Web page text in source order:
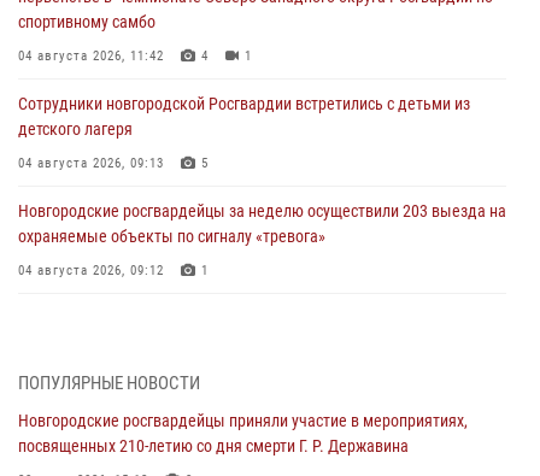
спортивному самбо
04 августа 2026, 11:42 4 1
Сотрудники новгородской Росгвардии встретились с детьми из
детского лагеря
04 августа 2026, 09:13 5
Новгородские росгвардейцы за неделю осуществили 203 выезда на
охраняемые объекты по сигналу «тревога»
04 августа 2026, 09:12 1
В Великом Новгороде сотрудники центра лицензионно-
ПОПУЛЯРНЫЕ НОВОСТИ
Новгородские росгвардейцы приняли участие в мероприятиях,
посвященных 210-летию со дня смерти Г. Р. Державина